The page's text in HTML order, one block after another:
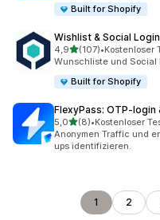
Built for Shopify
Wishlist & Social
4,9von 5 Sternen
(107)
107 Rezensionen
•Kostenloser
Wunschliste und Social
Built for Shopify
FlexyPass: OTP‑login
5,0von 5 Sternen
(8)
8 Rezensionen
•Kostenloser
Anonymen Traffic und
ups identifizieren.
1 2